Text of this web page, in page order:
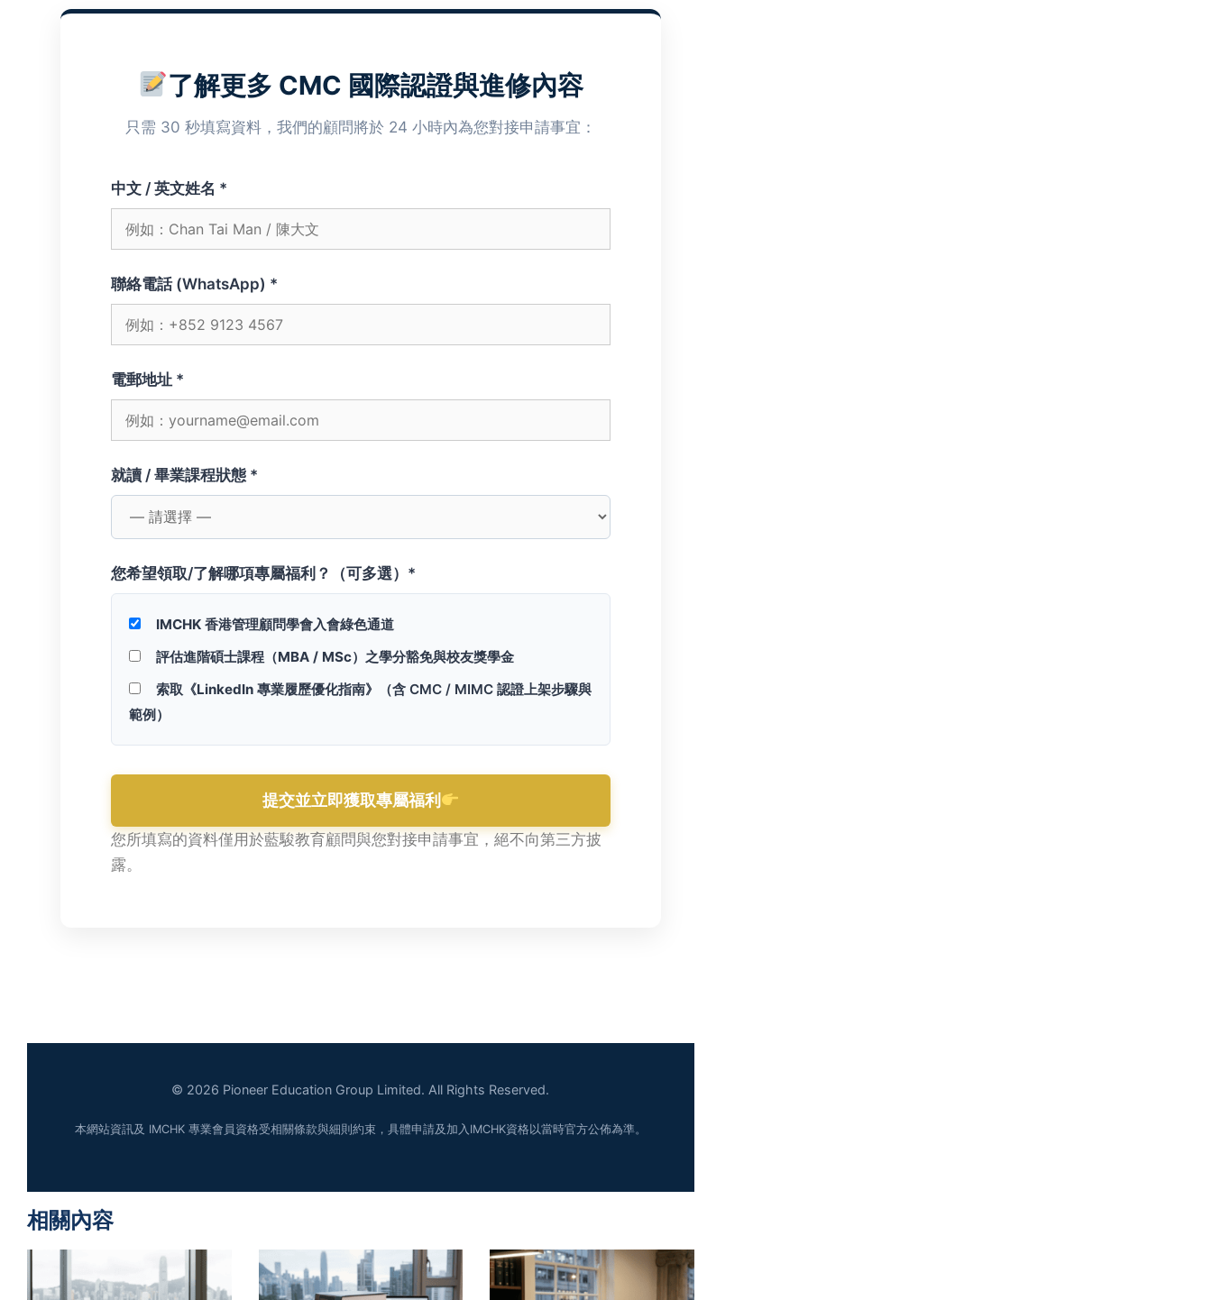
了解更多 CMC 國際認證與進修內容
只需 30 秒填寫資料，我們的顧問將於 24 小時內為您對接申請事宜：
中文 / 英文姓名 *
聯絡電話 (WhatsApp) *
電郵地址 *
就讀 / 畢業課程狀態 *
您希望領取/了解哪項專屬福利？（可多選）*
IMCHK 香港管理顧問學會入會綠色通道
評估進階碩士課程（MBA / MSc） 之學分豁免與校友獎學金
索取《LinkedIn 專業履歷優化指南》
（含 CMC / MIMC 認證上架步驟與
範例）
提交並立即獲取專屬福利
您所填寫的資料僅用於藍駿教育顧問與您對接申請事宜，絕不向第三方披
露。
© 2026 Pioneer Education Group Limited. All Rights Reserved.
本網站資訊及 IMCHK 專業會員資格受相關條款與細則約束，具體申請及加入IMCHK資格以當時官方公佈為準。
相關內容